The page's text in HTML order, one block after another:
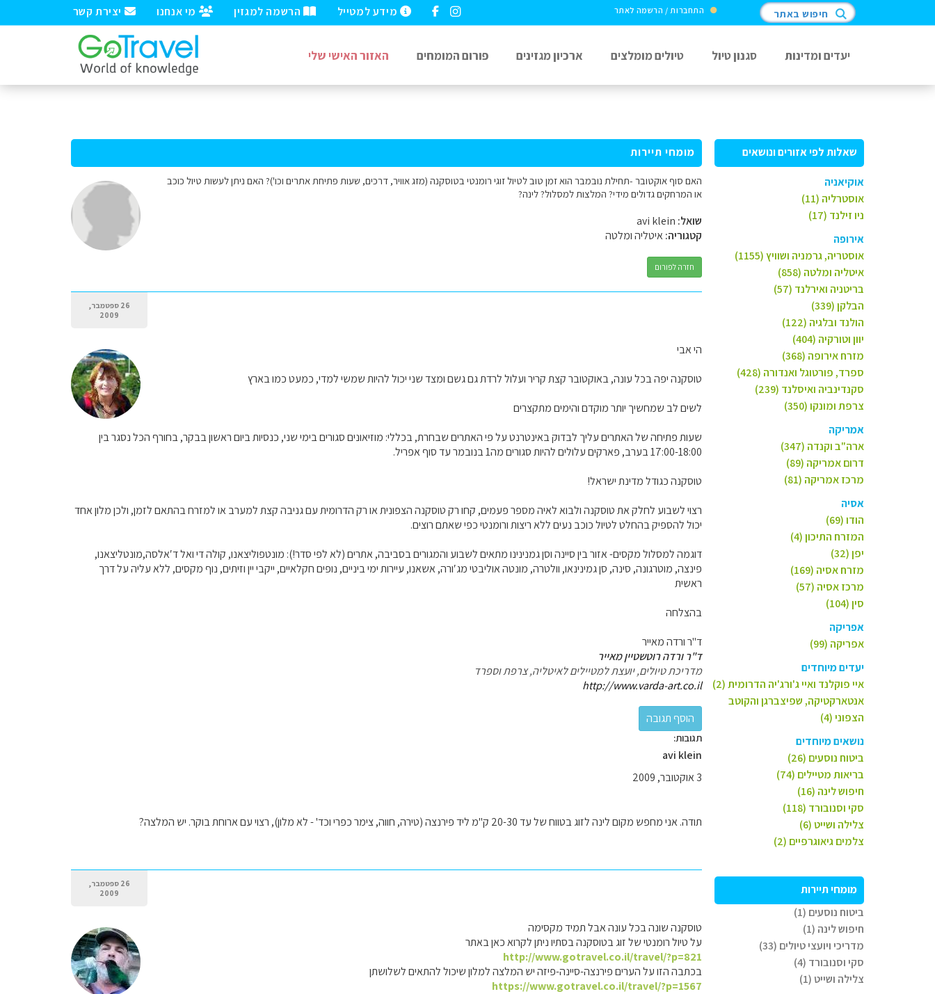
יצירת קשר מי אנחנו הרשמה למגזין מידע למטייל התחברות / הרשמה לאתר חיפוש באתר
יעדים ומדינות סגנון טיול טיולים מומלצים ארכיון מגזינים פורום המומחים האזור האישי שלי
שאלות לפי אזורים ונושאים
אוקיאניה
אוסטרליה (11)
ניו זילנד (17)
אירופה
אוסטריה, גרמניה ושוויץ (1155)
איטליה ומלטה (858)
בריטניה ואירלנד (57)
הבלקן (339)
הולנד ובלגיה (122)
יוון וטורקיה (404)
מזרח אירופה (368)
ספרד, פורטוגל ואנדורה (428)
סקנדינביה ואיסלנד (239)
צרפת ומונקו (350)
אמריקה
ארה"ב וקנדה (347)
דרום אמריקה (89)
מרכז אמריקה (81)
אסיה
הודו (69)
המזרח התיכון (4)
יפן (32)
מזרח אסיה (169)
מרכז אסיה (57)
סין (104)
אפריקה
אפריקה (99)
יעדים מיוחדים
איי פוקלנד ואיי ג'ורג'יה הדרומית (2)
אנטארקטיקה, שפיצברגן והקוטב
הצפוני (4)
נושאים מיוחדים
ביטוח נוסעים (26)
בריאות מטיילים (74)
חיפוש לינה (16)
סקי וסנובורד (118)
צלילה ושייט (6)
צלמים גיאוגרפיים (2)
מומחי תיירות
ביטוח נוסעים (1)
חיפוש לינה (1)
מדריכי ויועצי טיולים (33)
סקי וסנובורד (4)
צלילה ושייט (1)
מומחי תיירות
האם סוף אוקטובר -תחילת נובמבר הוא זמן טוב לטיול זוגי רומנטי בטוסקנה (מזג אוויר, דרכים, שעות פתיחת אתרים וכו')? האם ניתן לעשות טיול כוכב
או המרחקים גדולים מידי? המלצות למסלול? לינה?
שואל:
קטגוריה:איטליה ומלטה
חזרה לפורום
26 ספטמבר,
2009
הי אבי
טוסקנה יפה בכל עונה, באוקטובר קצת קריר ועלול לרדת גם גשם ומצד שני יכול להיות שמשי למדי, כמעט כמו בארץ
לשים לב שמחשיך יותר מוקדם והימים מתקצרים
שעות פתיחה של האתרים עליך לבדוק באינטרנט על פי האתרים שבחרת, בכללי: מוזיאונים סגורים בימי שני, כנסיות ביום ראשון בבקר, בחורף הכל נסגר בין
17:00-18:00 בערב, פארקים עלולים להיות סגורים מה1 בנובמר עד סוף אפריל.
טוסקנה כגודל מדינת ישראל!
רצוי לשבוע לחלק את טוסקנה ולבוא לאיה מספר פעמים, קחו רק טוסקנה הצפונית או רק הדרומית עם גניבה קצת למערב או למזרח בהתאם לזמן, ולכן מלון אחד
יכול להספיק בהחלט לטיול כוכב נעים ללא ריצות ורומנטי כפי שאתם רוצים.
דוגמה למסלול מקסים- אזור בין סיינה וסן גמנינינו מתאים לשבוע והמגורים בסביבה, אתרים (לא לפי סדר!): מונטפוליצאנו, קולה די ואל ד′אלסה,מונטליצאנו,
פינצה, מוטרגונה, סינה, סן גמינינאו, וולטרה, מונטה אוליבטי מג′ורה, אשאנו, עיירות ימי ביניים, נופים חקלאיים, ייקבי יין וזיתים, נוף מקסים, ללא עליה על דרך
ראשית
בהצלחה
ד"ר ורדה מאייר
ד"ר ורדה רוטשטיין מאייר
מדריכת טיולים, יועצת למטיילים לאיטליה, צרפת וספרד
http://www.varda-art.co.il
תגובות:
avi klein
3 אוקטובר, 2009
תודה. אני מחפש מקום לינה לזוג בטווח של עד 20-30 ק"מ ליד פירנצה (טירה, חווה, צימר כפרי וכד' - לא מלון), רצוי עם ארוחת בוקר. יש המלצה?
26 ספטמבר,
2009
טוסקנה שונה בכל עונה אבל תמיד מקסימה
על טיול רומנטי של זוג בטוסקנה בסתיו ניתן לקרוא כאן באתר
http://www.gotravel.co.il/travel/?p=821
בכתבה הזו על הערים פירנצה-סיינה-פיזה יש המלצה למלון שיכול להתאים לשלושתן
https://www.gotravel.co.il/travel/?p=1567